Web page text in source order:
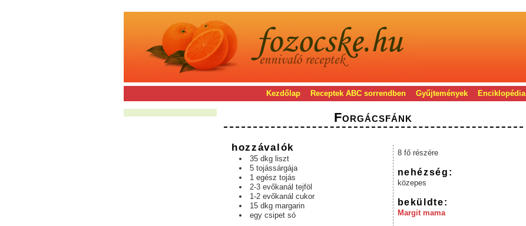
Kezdőlap Receptek ABC sorrendben Gyűjtemények Enciklopédia
Forgácsfánk
8 fő részére
nehézség:
közepes
beküldte:
Margit mama
hozzávalók
35 dkg liszt
5 tojássárgája
1 egész tojás
2-3 evőkanál tejföl
1-2 evőkanál cukor
15 dkg margarin
egy csipet só